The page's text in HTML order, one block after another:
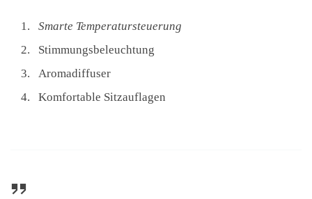
Smarte Temperatursteuerung
Stimmungsbeleuchtung
Aromadiffuser
Komfortable Sitzauflagen